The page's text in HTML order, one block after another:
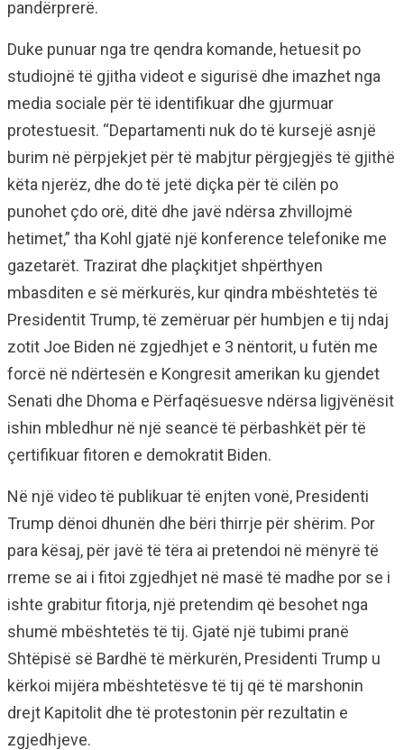
pandërprerë.
Duke punuar nga tre qendra komande, hetuesit po
studiojnë të gjitha videot e sigurisë dhe imazhet nga
media sociale për të identifikuar dhe gjurmuar
protestuesit. “Departamenti nuk do të kursejë asnjë
burim në përpjekjet për të mabjtur përgjegjës të gjithë
këta njerëz, dhe do të jetë diçka për të cilën po
punohet çdo orë, ditë dhe javë ndërsa zhvillojmë
hetimet,” tha Kohl gjatë një konference telefonike me
gazetarët. Trazirat dhe plaçkitjet shpërthyen
mbasditen e së mërkurës, kur qindra mbështetës të
Presidentit Trump, të zemëruar për humbjen e tij ndaj
zotit Joe Biden në zgjedhjet e 3 nëntorit, u futën me
forcë në ndërtesën e Kongresit amerikan ku gjendet
Senati dhe Dhoma e Përfaqësuesve ndërsa ligjvënësit
ishin mbledhur në një seancë të përbashkët për të
çertifikuar fitoren e demokratit Biden.
Në një video të publikuar të enjten vonë, Presidenti
Trump dënoi dhunën dhe bëri thirrje për shërim. Por
para kësaj, për javë të tëra ai pretendoi në mënyrë të
rreme se ai i fitoi zgjedhjet në masë të madhe por se i
ishte grabitur fitorja, një pretendim që besohet nga
shumë mbështetës të tij. Gjatë një tubimi pranë
Shtëpisë së Bardhë të mërkurën, Presidenti Trump u
kërkoi mijëra mbështetësve të tij që të marshonin
drejt Kapitolit dhe të protestonin për rezultatin e
zgjedhjeve.